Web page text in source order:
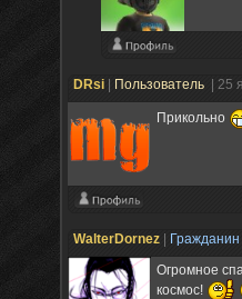
DRsi Пользователь | 25
Прикольно
WalterDornez
Гражданин
Огромное
космос!